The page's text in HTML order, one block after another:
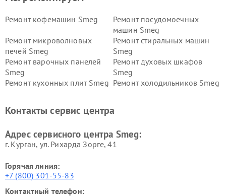
Ремонт кофемашин Smeg
Ремонт посудомоечных
машин Smeg
Ремонт микроволновых
печей Smeg
Ремонт стиральных машин
Smeg
Ремонт варочных панелей
Smeg
Ремонт духовых шкафов
Smeg
Ремонт кухонных плит Smeg Ремонт холодильников Smeg
Контакты сервис центра
Адрес сервисного центра Smeg:
г. Курган, ул. Рихарда Зорге, 41
Горячая линия:
+7 (800) 301-55-83
Контактный телефон: